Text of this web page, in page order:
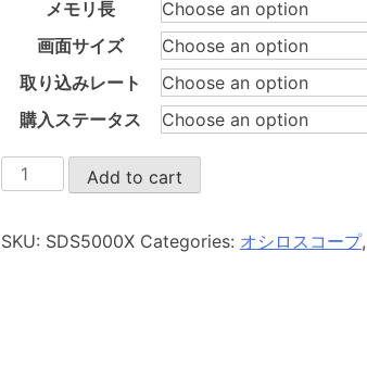
メモリ長
画面サイズ
取り込みレート
購入ステータス
SDS5000X
quantity
Add to cart
SKU: SDS5000X Categories: オシロスコープ,